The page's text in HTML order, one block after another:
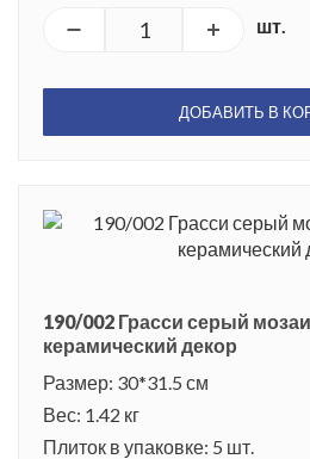
шт.
ДОБАВИТЬ В
190/002 Грасси серый
керамический декор
Размер: 30*31.5 см
Вес: 1.42 кг
Плиток в упаковке: 5 шт.